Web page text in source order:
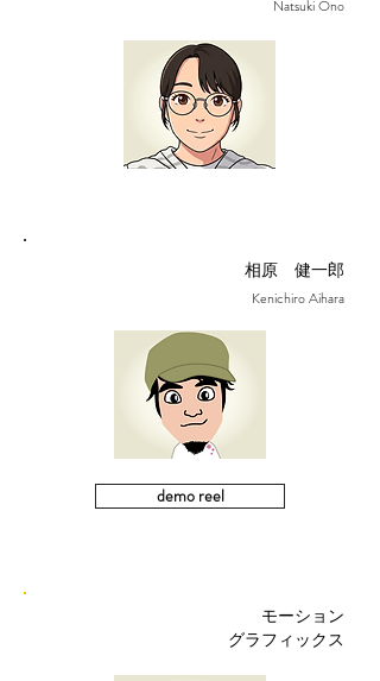
Natsuki Ono
相原 健一郎
Kenichiro Aihara
demo reel
モーション
グラフィックス